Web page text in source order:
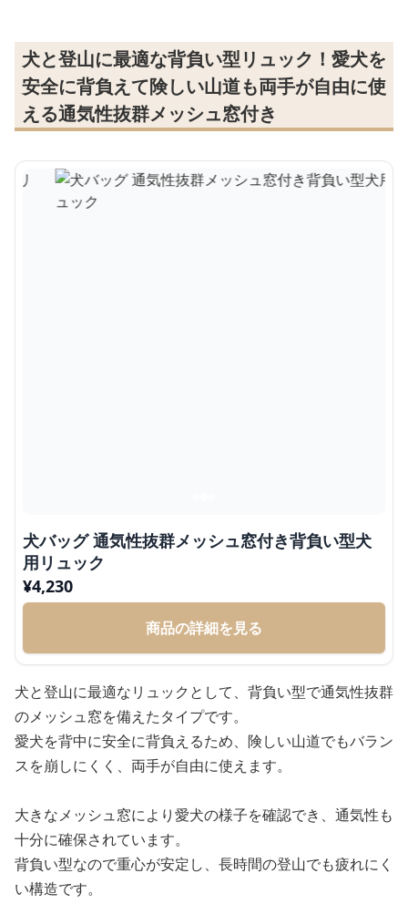
犬と登山に最適な背負い型リュック！愛犬を
安全に背負えて険しい山道も両手が自由に使
える通気性抜群メッシュ窓付き
犬バッグ 通気性抜群メッシュ窓付き背負い型犬
用リュック
¥4,230
商品の詳細を見る
犬と登山に最適なリュックとして、背負い型で通気性抜群
のメッシュ窓を備えたタイプです。
愛犬を背中に安全に背負えるため、険しい山道でもバラン
スを崩しにくく、両手が自由に使えます。
大きなメッシュ窓により愛犬の様子を確認でき、通気性も
十分に確保されています。
背負い型なので重心が安定し、長時間の登山でも疲れにく
い構造です。